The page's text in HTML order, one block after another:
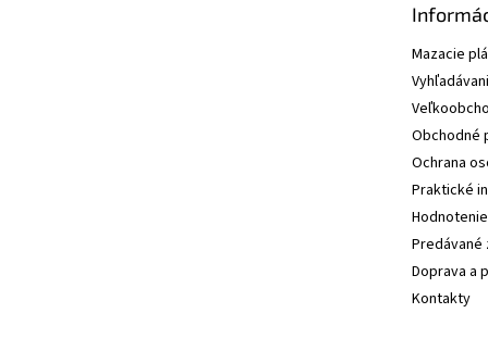
Mazacie
Obchodné
Ochrana
Praktické
Predávané
Doprava a
Kontakty